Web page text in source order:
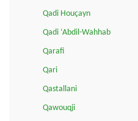
Qadi Houçayn
Qadi ‘Abdil-Wahhab
Qarafi
Qari
Qastallani
Qawouqji